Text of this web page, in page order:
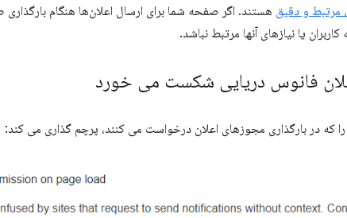
مرتبط و دقیق هستند. اگر صفحه شما برای ارسال اعلان‌ها هنگام
یا نیازهای آنها مرتبط نباشد.
فانوس دریایی شکست می خورد
که در بارگذاری مجوزهای اعلان درخواست می کنند، پرچم گذاری می کند: